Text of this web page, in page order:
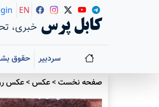
کابل پرس خبری،
EN
سردبیر حقوق
صفحه نخست>عکس>عکس